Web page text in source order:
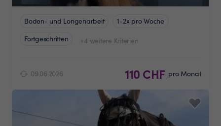
Boden- und Longenarbeit
1-2x pro Woche
Fortgeschritten
+4 weitere Kriterien
09.06.2026 110 CHF pro Monat